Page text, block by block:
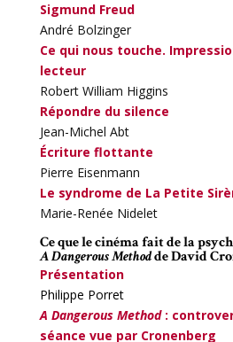
Sigmund Freud
André Bolzinger
Ce qui nous touche.
lecteur
Robert William Higgins
Répondre du silence
Jean-Michel Abt
Écriture flottante
Pierre Eisenmann
Le syndrome de La Petite
Marie-Renée Nidelet
Ce que le cinéma fait de la
A Dangerous Methodde David
Présentation
Philippe Porret
A Dangerous Method:
séance vue par Cronenberg